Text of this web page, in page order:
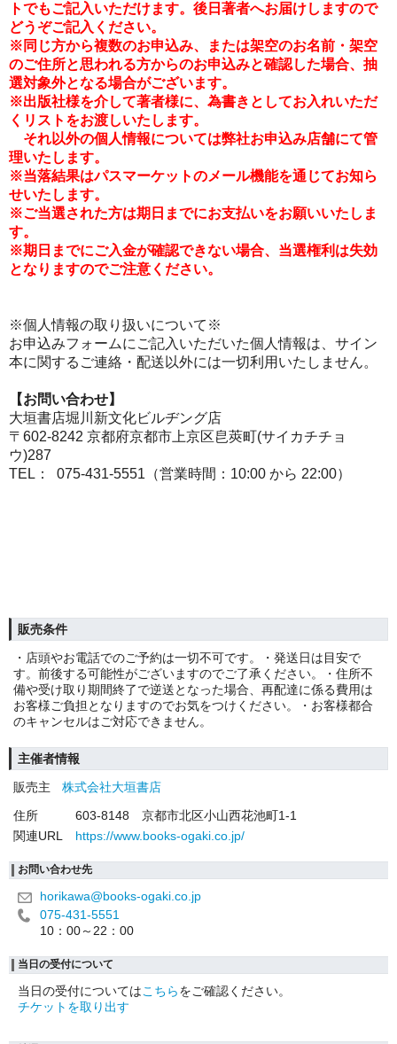
トでもご記入いただけます。後日著者へお届けしますので
どうぞご記入ください。
※同じ方から複数のお申込み、または架空のお名前・架空
のご住所と思われる方からのお申込みと確認した場合、抽
選対象外となる場合がございます。
※出版社様を介して著者様に、為書きとしてお入れいただ
くリストをお渡しいたします。
それ以外の個人情報については弊社お申込み店舗にて管
理いたします。
※当落結果はパスマーケットのメール機能を通じてお知ら
せいたします。
※ご当選された方は期日までにお支払いをお願いいたしま
す。
※期日までにご入金が確認できない場合、当選権利は失効
となりますのでご注意ください。
※個人情報の取り扱いについて※
お申込みフォームにご記入いただいた個人情報は、サイン
本に関するご連絡・配送以外には一切利用いたしません。
【お問い合わせ】
大垣書店堀川新文化ビルヂング店
〒602-8242 京都府京都市上京区皀莢町(サイカチチョ
ウ)287
TEL： 075-431-5551（営業時間：10:00 から 22:00）
販売条件
・店頭やお電話でのご予約は一切不可です。・発送日は目安で
す。前後する可能性がございますのでご了承ください。・住所不
備や受け取り期間終了で逆送となった場合、再配達に係る費用は
お客様ご負担となりますのでお気をつけください。・お客様都合
のキャンセルはご対応できません。
主催者情報
販売主
株式会社大垣書店
住所
603-8148 京都市北区小山西花池町1-1
関連URL
https://www.books-ogaki.co.jp/
お問い合わせ先
horikawa@books-ogaki.co.jp
075-431-5551
10：00～22：00
当日の受付について
当日の受付についてはこちらをご確認ください。
チケットを取り出す